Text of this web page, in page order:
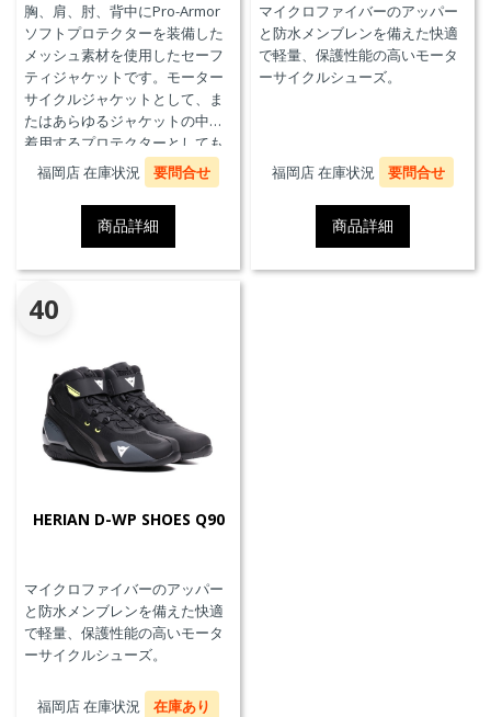
胸、肩、肘、背中にPro-Armor
ソフトプロテクターを装備した
メッシュ素材を使用したセーフ
ティジャケットです。モーター
サイクルジャケットとして、ま
たはあらゆるジャケットの中に
着用するプロテクターとしても
使用することができます。
福岡店 在庫状況 要問合せ
商品詳細
マイクロファイバーのアッパー
と防水メンブレンを備えた快適
で軽量、保護性能の高いモータ
ーサイクルシューズ。
福岡店 在庫状況 要問合せ
商品詳細
40
HERIAN D-WP SHOES Q90
マイクロファイバーのアッパー
と防水メンブレンを備えた快適
で軽量、保護性能の高いモータ
ーサイクルシューズ。
福岡店 在庫状況 在庫あり